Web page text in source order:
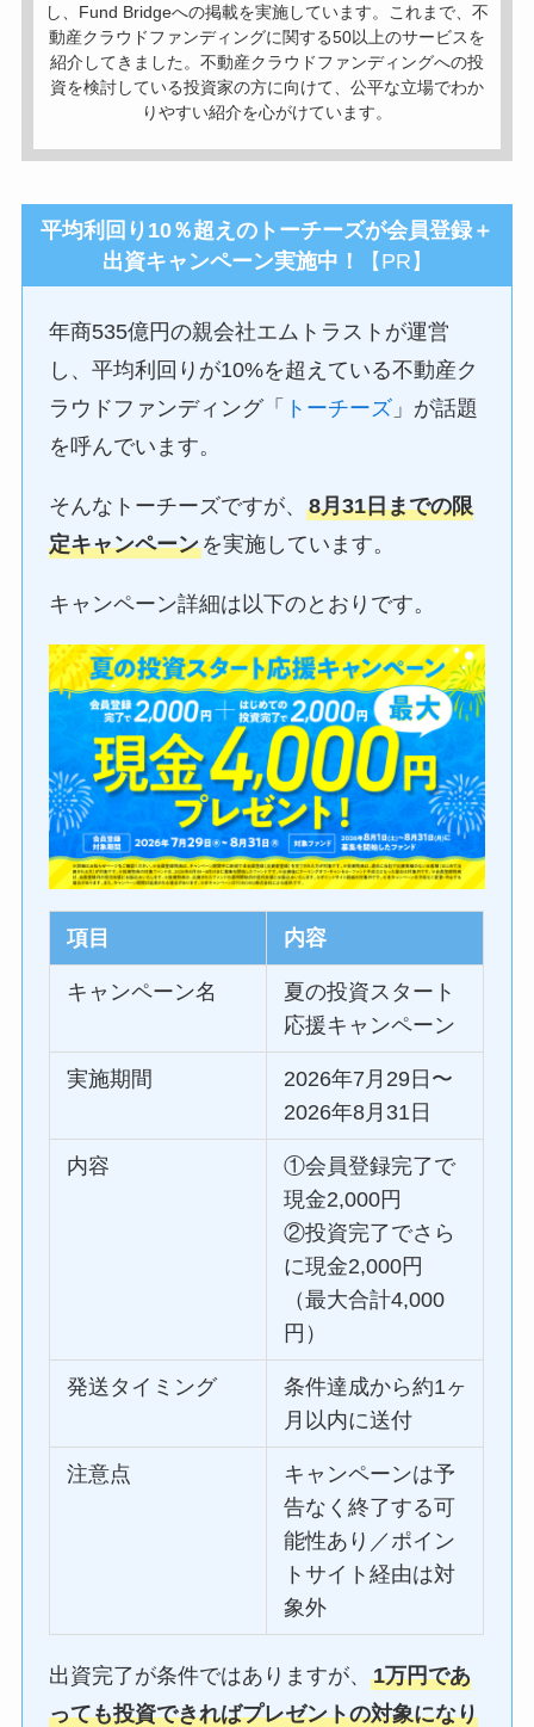
し、Fund Bridgeへの掲載を実施しています。これまで、不
動産クラウドファンディングに関する50以上のサービスを
紹介してきました。不動産クラウドファンディングへの投
資を検討している投資家の方に向けて、公平な立場でわか
りやすい紹介を心がけています。
平均利回り10％超えのトーチーズが会員登録＋
出資キャンペーン実施中！ 【PR】
年商535億円の親会社エムトラストが運営
し、平均利回りが10%を超えている不動産ク
ラウドファンディング「 トーチーズ 」が話題
を呼んでいます。
そんなトーチーズですが、8月31日までの限
定キャンペーンを実施しています。
キャンペーン詳細は以下のとおりです。
項目 内容
キャンペーン名
夏の投資スタート
応援キャンペーン
実施期間
2026年7月29日〜
2026年8月31日
内容
①会員登録完了で
現金2,000円
②投資完了でさら
に現金2,000円
（最大合計4,000
円）
発送タイミング
条件達成から約1ヶ
月以内に送付
注意点
キャンペーンは予
告なく終了する可
能性あり／ポイン
トサイト経由は対
象外
出資完了が条件ではありますが、1万円であ
っても投資できればプレゼントの対象になり